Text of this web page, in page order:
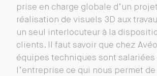
prise en charge globale d’un
réalisation de visuels 3D aux
un seul interlocuteur à la
clients. Il faut savoir que chez
équipes techniques sont salariées
l’entreprise ce qui nous permet